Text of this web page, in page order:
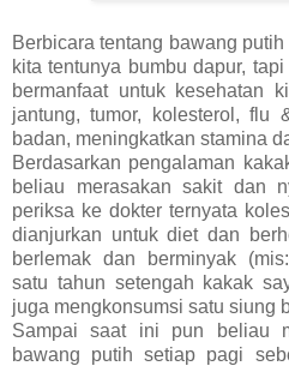
Berbicara tentang bawang
kita tentunya bumbu dapur,
bermanfaat untuk kesehatan
jantung, tumor, kolesterol, flu
badan, meningkatkan stamina
Berdasarkan pengalaman
beliau merasakan sakit dan
periksa ke dokter ternyata
dianjurkan untuk diet dan
berlemak dan berminyak
satu tahun setengah kakak
juga mengkonsumsi satu siung
Sampai saat ini pun beliau
bawang putih setiap pagi